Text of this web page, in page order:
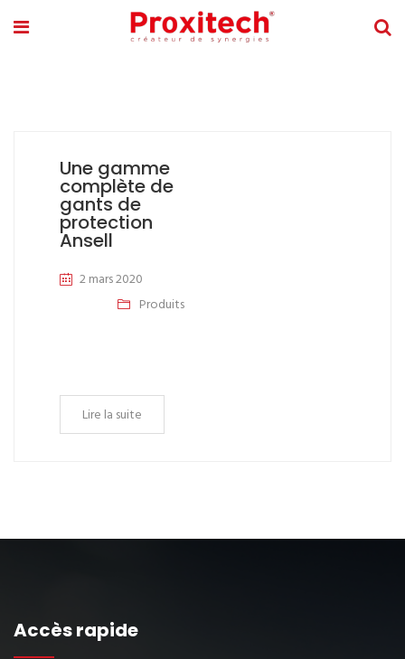
Une gamme
complète de
gants de
protection
Ansell
2 mars 2020
Produits
Lire la suite
Accès rapide